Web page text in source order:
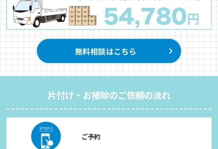
片付け・お掃除のご依頼の流れ
ご予約